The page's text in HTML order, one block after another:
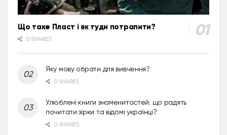
Що таке Пласт і як туди потрапити?
0 SHARES
Яку мову обрати для вивчення?
0 SHARES
Улюблені книги знаменитостей: що радять
почитати зірки та відомі українці?
0 SHARES